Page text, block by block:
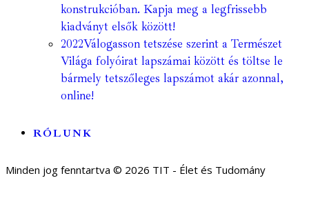
konstrukcióban. Kapja meg a legfrissebb
kiadványt elsők között!
2022Válogasson tetszése szerint a Természet
Világa folyóirat lapszámai között és töltse le
bármely tetszőleges lapszámot akár azonnal,
online!
RÓLUNK
Minden jog fenntartva © 2026 TIT - Élet és Tudomány